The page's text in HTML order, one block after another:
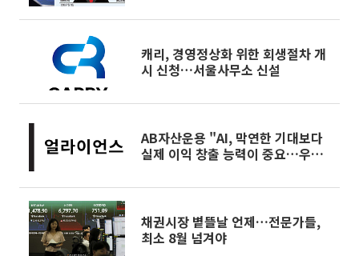
캐리, 경영정상화 위한 회생절차 개
시 신청…서울사무소 신설
AB자산운용 "AI, 막연한 기대보다
실제 이익 창출 능력이 중요…우량
채권시장 볕뜰날 언제…전문가들,
최소 8월 넘겨야